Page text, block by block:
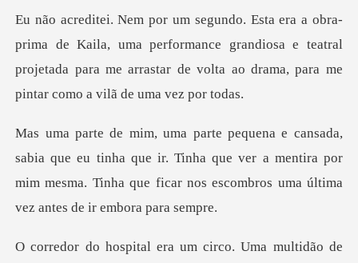
la, uma performance grandiosa e teatral
projetada para me arrastar
tinha que ir. Tinha que ver a mentira por
mim mesma. Tinha que f